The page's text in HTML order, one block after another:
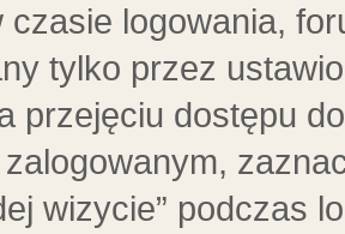
czasie logowania,
tylko przez
przejęciu dostępu
wizycie” podczas